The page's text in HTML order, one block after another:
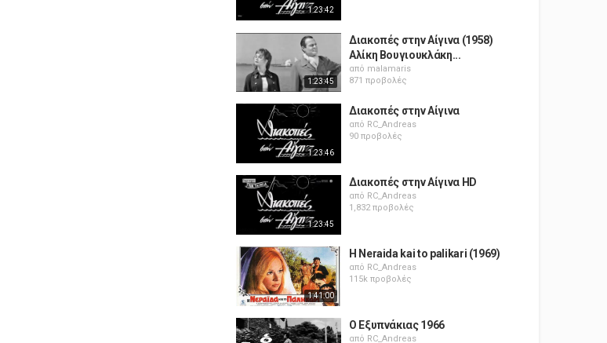
1:23:42
1:23:45
Διακοπές στην Αίγινα (1958)
Αλίκη Βουγιουκλάκη...
από malamaris
871 προβολές
1:23:46
Διακοπές στην Αίγινα
από RC_Andreas
90 προβολές
1:23:45
Διακοπές στην Αίγινα HD
από RC_Andreas
1,832 προβολές
1:41:00
H Neraida kai to palikari (1969)
από RC_Andreas
115k προβολές
Ο Εξυπνάκιας 1966
από RC_Andreas